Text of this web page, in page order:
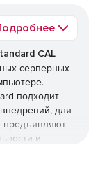
CAL
серверных
подходит
для
предъявляют
и